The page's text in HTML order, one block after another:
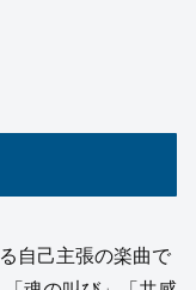
自己主張の楽曲で